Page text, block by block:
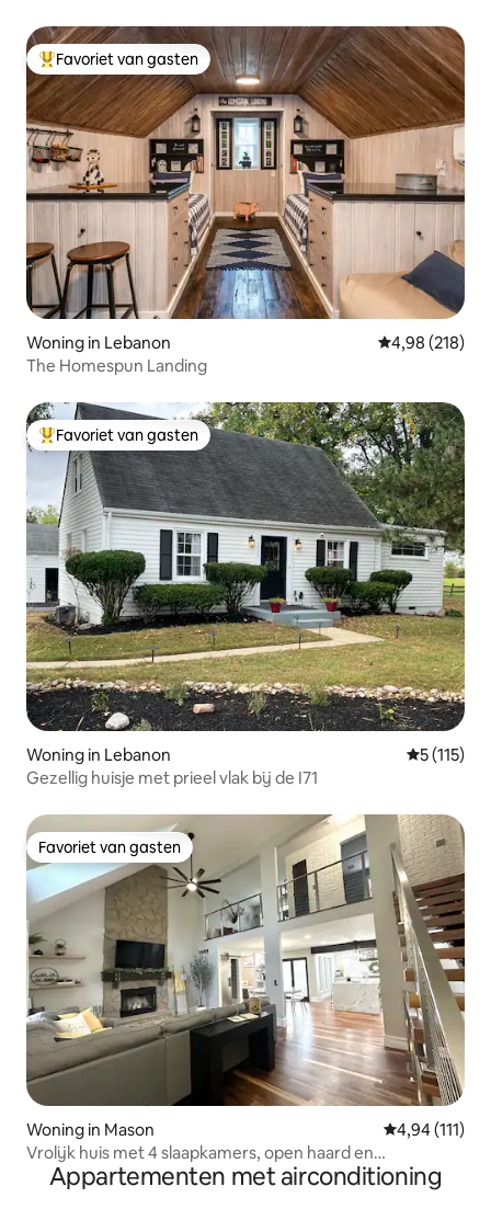
Topfavoriet van gasten
Favoriet van gasten
Woning in Lebanon Gemiddelde
4,98 (218)
The Homespun Landing
Topfavoriet van gasten
Favoriet van gasten
Woning in Lebanon
5 (115)
Gezellig huisje met prieel vlak bij de I71
Favoriet van gasten
Favoriet van gasten
Woning in Mason Gemiddelde
4,94 (111)
Vrolijk huis met 4 slaapkamers, open haard en
speelkamer
Appartementen met airconditioning